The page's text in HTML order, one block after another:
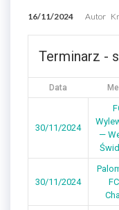
16/11/2024 Autor
Terminarz -
Data
30/11/2024
—
30/11/2024